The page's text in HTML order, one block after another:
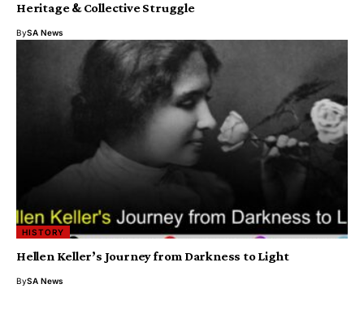
Heritage & Collective Struggle
BySA News
HISTORY
Hellen Keller’s Journey from Darkness to Light
BySA News